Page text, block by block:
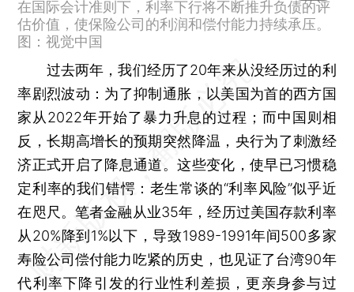
在国际会计准则下，利率下行将不断推升负债的评
估价值，使保险公司的利润和偿付能力持续承压。
图：视觉中国
过去两年，我们经历了20年来从没经历过的利
率剧烈波动：为了抑制通胀，以美国为首的⻄方国
家从2022年开始了暴力升息的过程；而中国则相
反，长期高增长的预期突然降温，央行为了刺激经
济正式开启了降息通道。这些变化，使早已习惯稳
定利率的我们错愕：老生常谈的“利率风险”似乎近
在咫尺。笔者金融从业35年，经历过美国存款利率
从20%降到1%以下，导致1989-1991年间500多家
寿险公司偿付能力吃紧的历史，也见证了台湾90年
代利率下降引发的行业性利差损，更亲身参与过